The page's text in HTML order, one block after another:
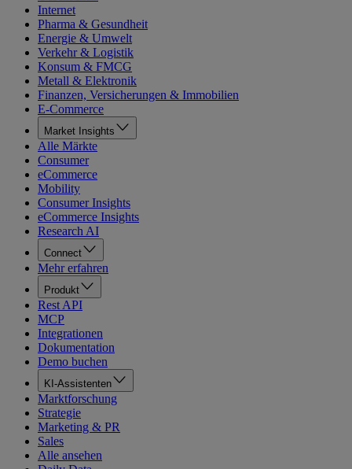
Internet
Pharma & Gesundheit
Energie & Umwelt
Verkehr & Logistik
Konsum & FMCG
Metall & Elektronik
Finanzen, Versicherungen & Immobilien
E-Commerce
Market Insights
Alle Märkte
Consumer
eCommerce
Mobility
Consumer Insights
eCommerce Insights
Research AI
Connect
Mehr erfahren
Produkt
Rest API
MCP
Integrationen
Dokumentation
Demo buchen
KI-Assistenten
Marktforschung
Strategie
Marketing & PR
Sales
Alle ansehen